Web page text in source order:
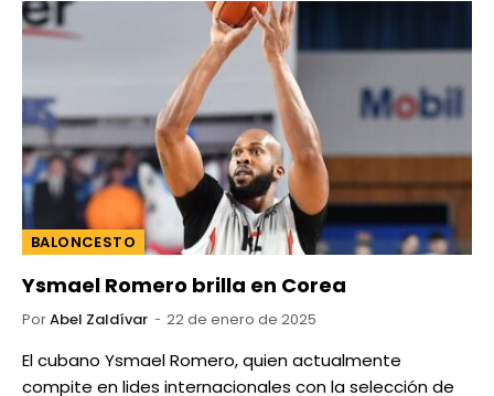
BALONCESTO
Ysmael Romero brilla en Corea
PorAbel Zaldívar 22 de enero de 2025
El cubano Ysmael Romero, quien actualmente
compite en lides internacionales con la selección de